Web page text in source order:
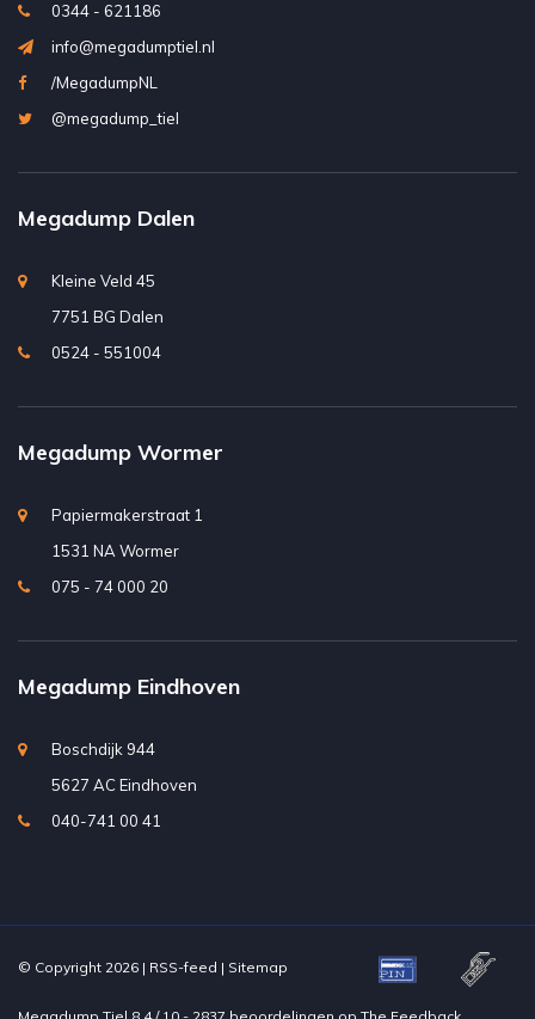
0344 - 621186
info@megadumptiel.nl
/MegadumpNL
@megadump_tiel
Megadump Dalen
Kleine Veld 45
7751 BG Dalen
0524 - 551004
Megadump Wormer
Papiermakerstraat 1
1531 NA Wormer
075 - 74 000 20
Megadump Eindhoven
Boschdijk 944
5627 AC Eindhoven
040-741 00 41
© Copyright 2026 | RSS-feed | Sitemap